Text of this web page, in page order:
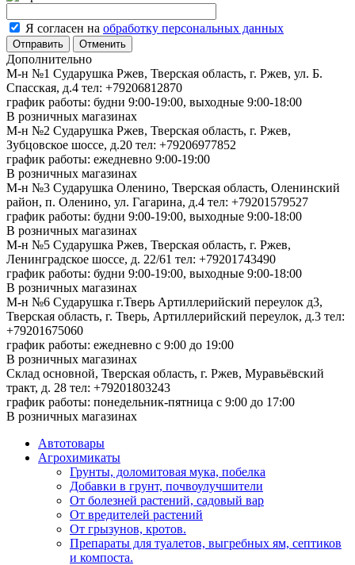
Я согласен на обработку персональных данных
Отменить
Дополнительно
М-н №1 Сударушка Ржев, Тверская область, г. Ржев, ул. Б.
Спасская, д.4 тел: +79206812870
график работы: будни 9:00-19:00, выходные 9:00-18:00
В розничных магазинах
М-н №2 Cударушка Ржев, Тверская область, г. Ржев,
Зубцовское шоссе, д.20 тел: +79206977852
график работы: ежедневно 9:00-19:00
В розничных магазинах
М-н №3 Сударушка Оленино, Тверская область, Оленинский
район, п. Оленино, ул. Гагарина, д.4 тел: +79201579527
график работы: будни 9:00-19:00, выходные 9:00-18:00
В розничных магазинах
М-н №5 Сударушка Ржев, Тверская область, г. Ржев,
Ленинградское шоссе, д. 22/61 тел: +79201743490
график работы: будни 9:00-19:00, выходные 9:00-18:00
В розничных магазинах
М-н №6 Сударушка г.Тверь Артиллерийский переулок д3,
Тверская область, г. Тверь, Артиллерийский переулок, д.3 тел:
+79201675060
график работы: ежедневно с 9:00 до 19:00
В розничных магазинах
Склад основной, Тверская область, г. Ржев, Муравьёвский
тракт, д. 28 тел: +79201803243
график работы: понедельник-пятница с 9:00 до 17:00
В розничных магазинах
Автотовары
Агрохимикаты
Грунты, доломитовая мука, побелка
Добавки в грунт, почвоулучшители
От болезней растений, садовый вар
От вредителей растений
От грызунов, кротов.
Препараты для туалетов, выгребных ям, септиков
и компоста.